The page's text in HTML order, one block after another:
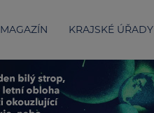
MAGAZÍN KRAJSKÉ ÚŘADY